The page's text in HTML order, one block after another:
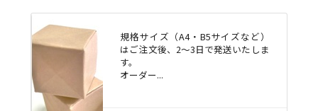
規格サイズ（A4・B5サイズなど）
はご注文後、2～3日で発送いたしま
す。
オーダー...